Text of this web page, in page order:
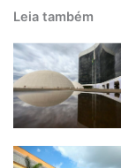
Leia também